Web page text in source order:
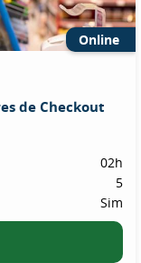
Online
de Checkout
02h
5
Sim